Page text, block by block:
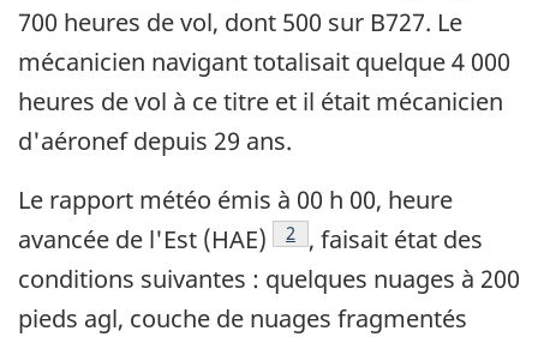
700 heures de vol, dont 500 sur B727. Le
mécanicien navigant totalisait quelque 4 000
heures de vol à ce titre et il était mécanicien
d'aéronef depuis 29 ans.
Le rapport météo émis à 00 h 00, heure
avancée de l'Est (HAE)
Note de bas de page
2
, faisait état des
conditions suivantes : quelques nuages à 200
pieds agl, couche de nuages fragmentés